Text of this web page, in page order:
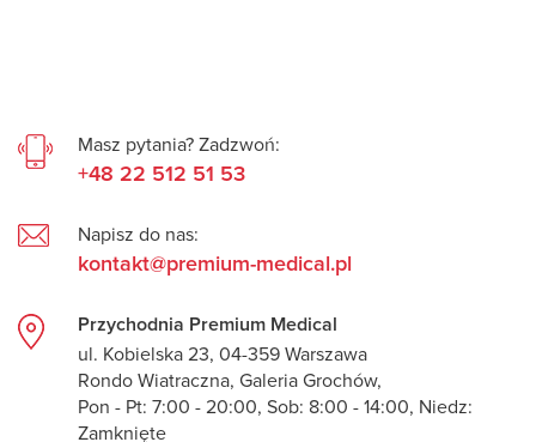
Masz pytania? Zadzwoń:
+48 22 512 51 53
Napisz do nas:
kontakt@premium-medical.pl
Przychodnia Premium Medical
ul. Kobielska 23, 04-359 Warszawa
Rondo Wiatraczna, Galeria Grochów,
Pon - Pt: 7:00 - 20:00, Sob: 8:00 - 14:00, Niedz:
Zamknięte